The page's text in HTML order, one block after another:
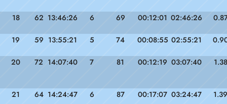
18 62 13:46:26 6 69 00:12:01 02:46:26
19 59 13:55:21 5 74 00:08:55 02:55:21
20 72 14:07:40 7 81 00:12:19 03:07:40 1.38
21 64 14:24:47 6 87 00:17:07 03:24:47 1.39